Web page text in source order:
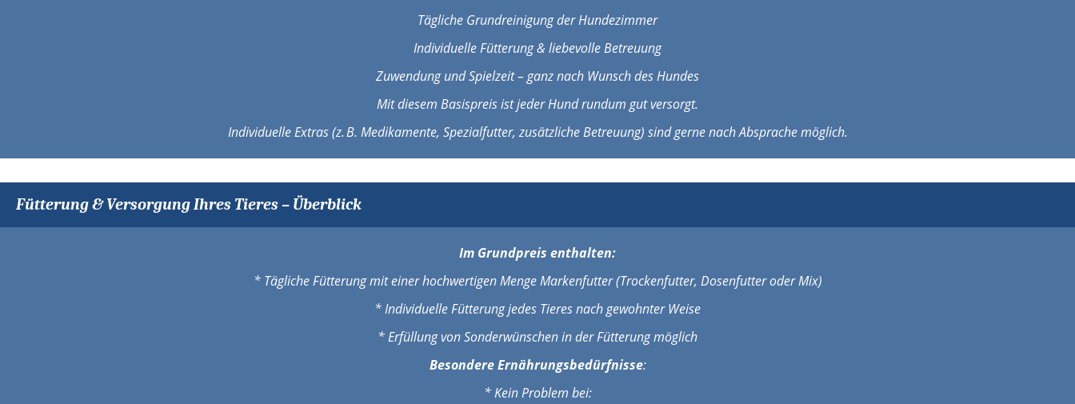
Tägliche Grundreinigung der Hundezimmer
Individuelle Fütterung & liebevolle Betreuung
Zuwendung und Spielzeit – ganz nach Wunsch des Hundes
Mit diesem Basispreis ist jeder Hund rundum gut versorgt.
Individuelle Extras (z. B. Medikamente, Spezialfutter, zusätzliche Betreuung) sind gerne nach Absprache möglich.
Fütterung & Versorgung Ihres Tieres – Überblick
Im Grundpreis enthalten:
* Tägliche Fütterung mit einer hochwertigen Menge Markenfutter (Trockenfutter, Dosenfutter oder Mix)
* Individuelle Fütterung jedes Tieres nach gewohnter Weise
* Erfüllung von Sonderwünschen in der Fütterung möglich
Besondere Ernährungsbedürfnisse:
* Kein Problem bei: